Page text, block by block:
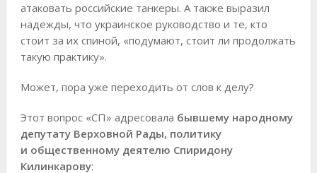
атаковать российские танкеры. А также выразил
надежды, что украинское руководство и те, кто
стоит за их спиной, «подумают, стоит ли продолжать
такую практику».
Может, пора уже переходить от слов к делу?
Этот вопрос «СП» адресовала бывшему народному
депутату Верховной Рады, политику
и общественному деятелю Спиридону
Килинкарову: